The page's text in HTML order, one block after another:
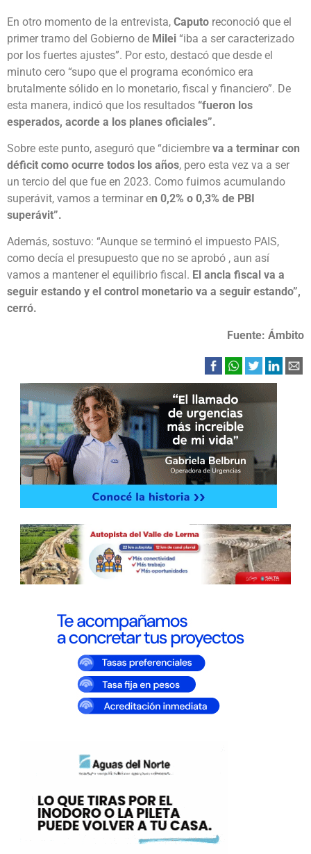
En otro momento de la entrevista, Caputo reconoció que el
primer tramo del Gobierno de Milei “iba a ser caracterizado
por los fuertes ajustes”. Por esto, destacó que desde el
minuto cero “supo que el programa económico era
brutalmente sólido en lo monetario, fiscal y financiero”. De
esta manera, indicó que los resultados “fueron los
esperados, acorde a los planes oficiales”.
Sobre este punto, aseguró que “diciembre va a terminar con
déficit como ocurre todos los años, pero esta vez va a ser
un tercio del que fue en 2023. Como fuimos acumulando
superávit, vamos a terminar en 0,2% o 0,3% de PBI
superávit”.
Además, sostuvo: “Aunque se terminó el impuesto PAIS,
como decía el presupuesto que no se aprobó , aun así
vamos a mantener el equilibrio fiscal. El ancla fiscal va a
seguir estando y el control monetario va a seguir estando”,
cerró.
Fuente: Ámbito